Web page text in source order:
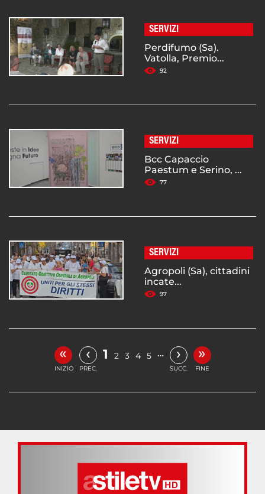
SERVIZI
Perdifumo (Sa).
Vatolla, Premio...
92
SERVIZI
Bcc Capaccio
Paestum e Serino, ...
77
SERVIZI
Agropoli (Sa), cittadini
incate...
97
«
INIZIO
‹
PREC.
1 2 3 4 5 … ›
SUCC.
»
FINE